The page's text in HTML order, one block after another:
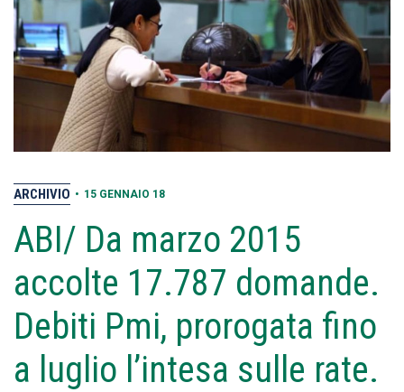
ARCHIVIO • 15 GENNAIO 18
ABI/ Da marzo 2015
accolte 17.787 domande.
Debiti Pmi, prorogata fino
a luglio l’intesa sulle rate.